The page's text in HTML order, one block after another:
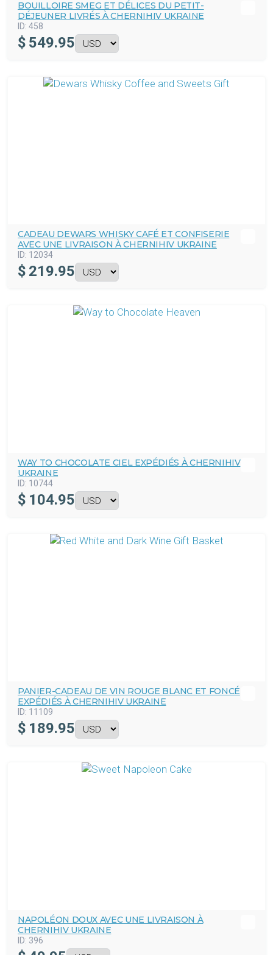
BOUILLOIRE SMEG ET DÉLICES DU PETIT-
DÉJEUNER LIVRÉS À CHERNIHIV UKRAINE
ID: 458
$ 549.95
CADEAU DEWARS WHISKY CAFÉ ET CONFISERIE
AVEC UNE LIVRAISON À CHERNIHIV UKRAINE
ID: 12034
$ 219.95
WAY TO CHOCOLATE CIEL EXPÉDIÉS À CHERNIHIV
UKRAINE
ID: 10744
$ 104.95
PANIER-CADEAU DE VIN ROUGE BLANC ET FONCÉ
EXPÉDIÉS À CHERNIHIV UKRAINE
ID: 11109
$ 189.95
NAPOLÉON DOUX AVEC UNE LIVRAISON À
CHERNIHIV UKRAINE
ID: 396